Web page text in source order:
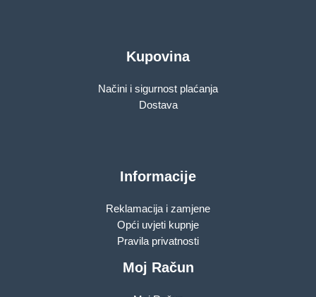
Kupovina
Načini i sigurnost plaćanja
Dostava
Informacije
Reklamacija i zamjene
Opći uvjeti kupnje
Pravila privatnosti
Moj Račun